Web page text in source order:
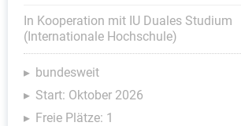
In Kooperation mit IU Duales Studium
(Internationale Hochschule)
bundesweit
Start: Oktober 2026
Freie Plätze: 1